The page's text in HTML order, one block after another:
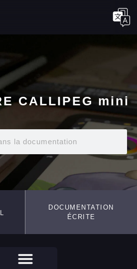
CALLIPEG mini
DOCUMENTATION
ÉCRITE